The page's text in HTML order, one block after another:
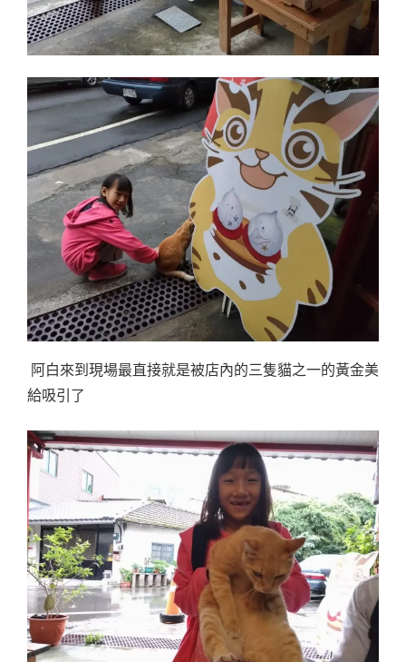
阿白來到現場最直接就是被店內的三隻貓之一的黃金美
給吸引了